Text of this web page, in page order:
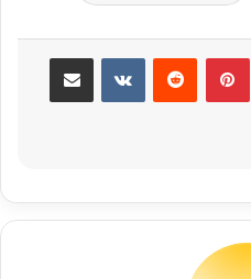
بينتيريست مشاركة عبر البريد